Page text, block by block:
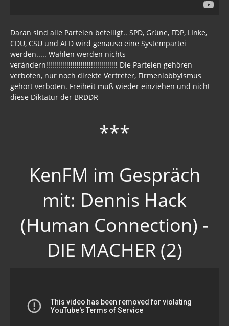
Daran sind alle Parteien beteiligt.. SPD, Grüne, FDP, LInke,
CDU, CSU und AFD wird genauso eine Systempartei
werden..... Wahlen werden nichts
verändern!!!!!!!!!!!!!!!!!!!!!!!!!!!!!!!!!!! Die Parteien gehören
verboten, nur noch direkte Vertreter, Firmenlobbyismus
gehört verboten. Freiheit muß wieder einziehen und nicht
diese Diktatur der BRDDR
***
KenFM im Gespräch
mit: Dennis Hack
(Human Connection) -
DIE MACHER (2)